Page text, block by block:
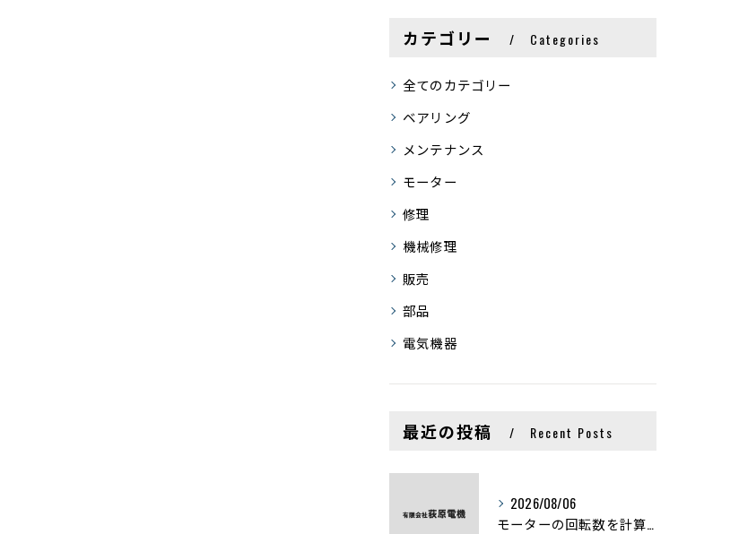
カテゴリー Categories
全てのカテゴリー
ベアリング
メンテナンス
モーター
修理
機械修理
販売
部品
電気機器
最近の投稿 Recent Posts
2026/08/06
モーターの回転数を計算から実践まで徹底解説